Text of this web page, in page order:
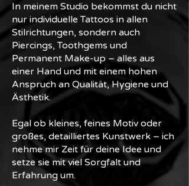
In meinem Studio bekommst du nicht
nur individuelle Tattoos in allen
Stilrichtungen, sondern auch
Piercings, Toothgems und
Permanent Make-up – alles aus
einer Hand und mit einem hohen
Anspruch an Qualität, Hygiene und
Ästhetik.
Egal ob kleines, feines Motiv oder
großes, detailliertes Kunstwerk – ich
nehme mir Zeit für deine Idee und
setze sie mit viel Sorgfalt und
Erfahrung um.